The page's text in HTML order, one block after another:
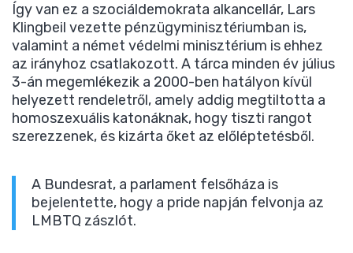
Így van ez a szociáldemokrata alkancellár, Lars
Klingbeil vezette pénzügyminisztériumban is,
valamint a német védelmi minisztérium is ehhez
az irányhoz csatlakozott. A tárca minden év július
3-án megemlékezik a 2000-ben hatályon kívül
helyezett rendeletről, amely addig megtiltotta a
homoszexuális katonáknak, hogy tiszti rangot
szerezzenek, és kizárta őket az előléptetésből.
A Bundesrat, a parlament felsőháza is
bejelentette, hogy a pride napján felvonja az
LMBTQ zászlót.